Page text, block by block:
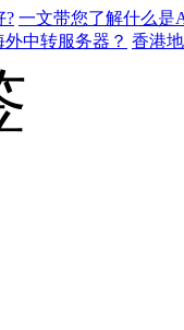
? 一文带您了解什么是
中转服务器？ 香港